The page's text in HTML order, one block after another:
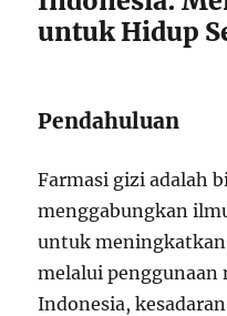
untuk Hidup
Pendahuluan
Farmasi gizi adalah
menggabungkan
untuk
melalui penggunaan
Indonesia,